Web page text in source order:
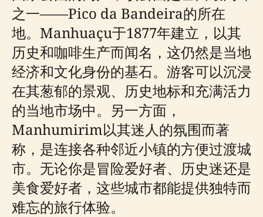
之一——Pico da Bandeira的所在
地。Manhuaçu于1877年建立，以其
历史和咖啡生产而闻名，这仍然是当地
经济和文化身份的基石。游客可以沉浸
在其葱郁的景观、历史地标和充满活力
的当地市场中。另一方面，
Manhumirim以其迷人的氛围而著
称，是连接各种邻近小镇的方便过渡城
市。无论你是冒险爱好者、历史迷还是
美食爱好者，这些城市都能提供独特而
难忘的旅行体验。